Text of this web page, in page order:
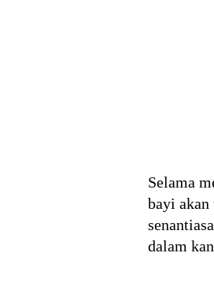
Selama
bayi akan
dalam